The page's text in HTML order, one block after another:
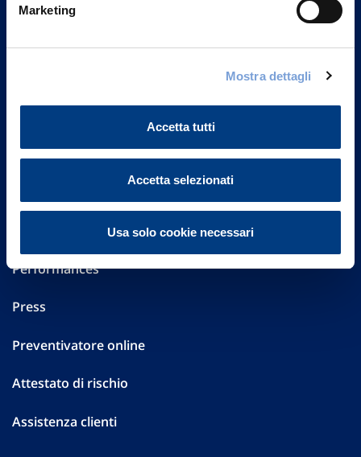
Marketing
Mostra dettagli
Accetta tutti
Accetta selezionati
Usa solo cookie necessari
20149 Milano
Governance
Investor Relations
Performances
Press
Preventivatore online
Attestato di rischio
Assistenza clienti